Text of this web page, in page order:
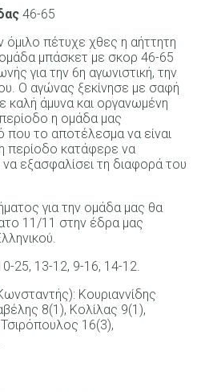
46-65
όμιλο πέτυχε χθες η αήττητη
ομάδα μπάσκετ με σκορ 46-65
για την 6η αγωνιστική, την
Ο αγώνας ξεκίνησε με σαφή
καλή άμυνα και οργανωμένη
η ομάδα μας
που το αποτέλεσμα να είναι
περίοδο κατάφερε να
εξασφαλίσει τη διαφορά του
για την ομάδα μας θα
11/11 στην έδρα μας
25, 13-12, 9-16, 14-12.
Κουριαννίδης
8(1), Κολίλας 9(1),
16(3),